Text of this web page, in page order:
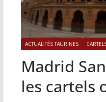
ACTUALITÉS TAURINES
Madrid
les cartels